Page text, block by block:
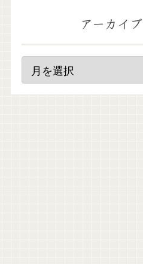
アーカイブ